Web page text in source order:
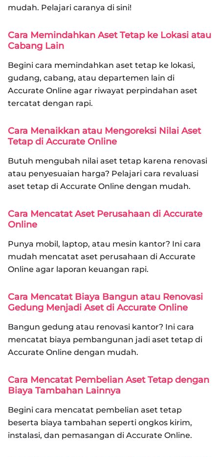
mudah. Pelajari caranya di sini!
Cara Memindahkan Aset Tetap ke Lokasi atau
Cabang Lain
Begini cara memindahkan aset tetap ke lokasi,
gudang, cabang, atau departemen lain di
Accurate Online agar riwayat perpindahan aset
tercatat dengan rapi.
Cara Menaikkan atau Mengoreksi Nilai Aset
Tetap di Accurate Online
Butuh mengubah nilai aset tetap karena renovasi
atau penyesuaian harga? Pelajari cara revaluasi
aset tetap di Accurate Online dengan mudah.
Cara Mencatat Aset Perusahaan di Accurate
Online
Punya mobil, laptop, atau mesin kantor? Ini cara
mudah mencatat aset perusahaan di Accurate
Online agar laporan keuangan rapi.
Cara Mencatat Biaya Bangun atau Renovasi
Gedung Menjadi Aset di Accurate Online
Bangun gedung atau renovasi kantor? Ini cara
mencatat biaya pembangunan jadi aset tetap di
Accurate Online dengan mudah.
Cara Mencatat Pembelian Aset Tetap dengan
Biaya Tambahan Lainnya
Begini cara mencatat pembelian aset tetap
beserta biaya tambahan seperti ongkos kirim,
instalasi, dan pemasangan di Accurate Online.